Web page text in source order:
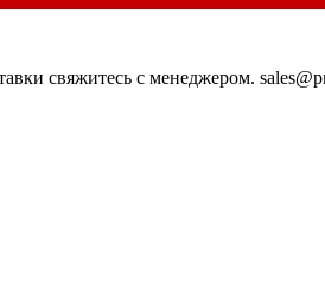
свяжитесь с менеджером.